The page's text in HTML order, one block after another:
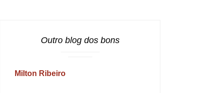
Outro blog dos bons
Milton Ribeiro